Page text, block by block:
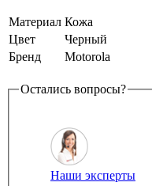
Материал Кожа
Цвет
Черный
Бренд
Motorola
Остались вопросы?
Наши эксперты